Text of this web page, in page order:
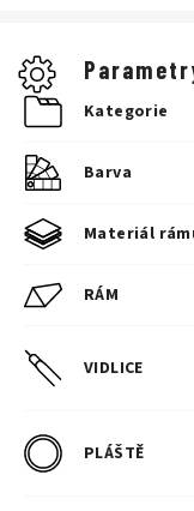
Kategorie
Barva
Materiál
RÁM
VIDLICE
PLÁŠTĚ